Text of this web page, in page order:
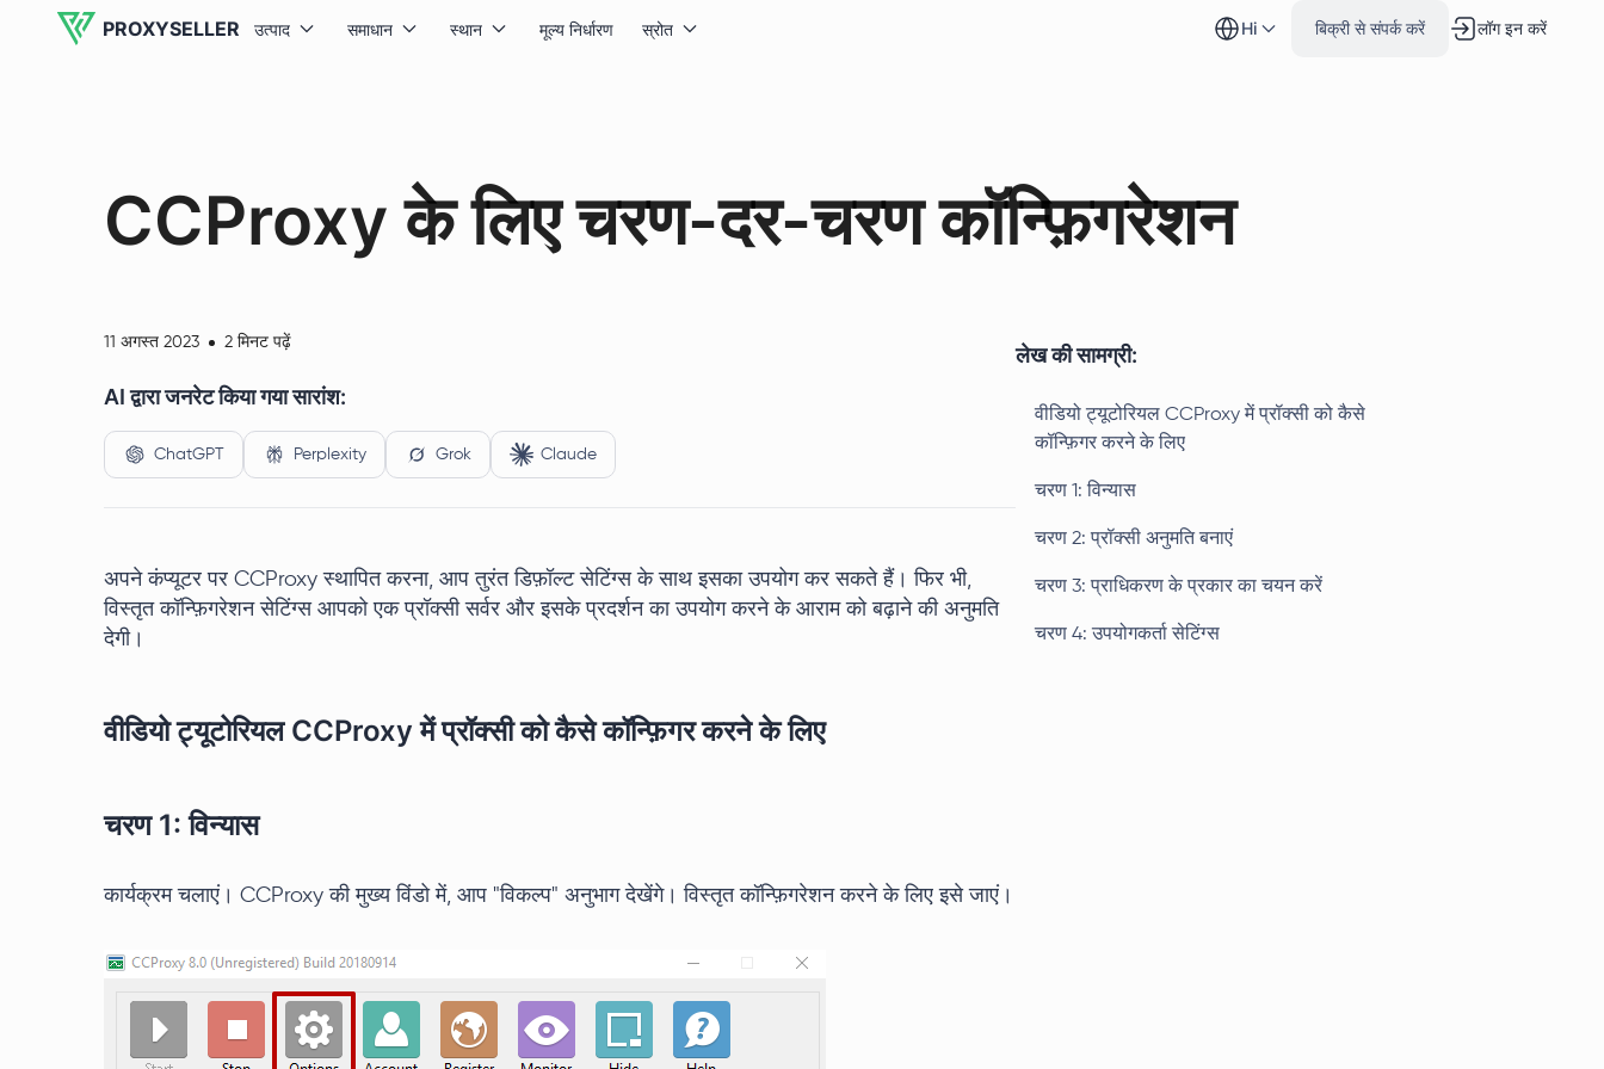
PROXYSELLER उत्पाद समाधान स्थान मूल्य निर्धारण स्रोत hi बिक्री से संपर्क करें लॉग इन करें
CCProxy के लिए चरण-दर-चरण कॉन्फ़िगरेशन
11 अगस्त 2023 2 मिनट पढ़ें
AI द्वारा जनरेट किया गया सारांश:
ChatGPT Perplexity Grok Claude
अपने कंप्यूटर पर CCProxy स्थापित करना, आप तुरंत डिफ़ॉल्ट सेटिंग्स के साथ इसका उपयोग कर सकते हैं। फिर भी,
विस्तृत कॉन्फ़िगरेशन सेटिंग्स आपको एक प्रॉक्सी सर्वर और इसके प्रदर्शन का उपयोग करने के आराम को बढ़ाने की अनुमति
देगी।
वीडियो ट्यूटोरियल CCProxy में प्रॉक्सी को कैसे कॉन्फ़िगर करने के लिए
चरण 1: विन्यास
कार्यक्रम चलाएं। CCProxy की मुख्य विंडो में, आप "विकल्प" अनुभाग देखेंगे। विस्तृत कॉन्फ़िगरेशन करने के लिए इसे जाएं।
लेख की सामग्री:
वीडियो ट्यूटोरियल CCProxy में प्रॉक्सी को कैसे
कॉन्फ़िगर करने के लिए
चरण 1: विन्यास
चरण 2: प्रॉक्सी अनुमति बनाएं
चरण 3: प्राधिकरण के प्रकार का चयन करें
चरण 4: उपयोगकर्ता सेटिंग्स